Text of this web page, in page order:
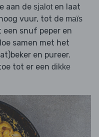
aan de sjalot en laat
vuur, tot de maïs
een snuf peper en
samen met het
en pureer.
tot er een dikke